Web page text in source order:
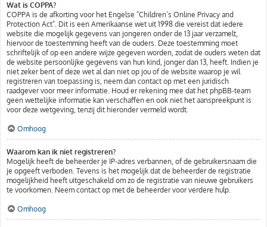
Wat is COPPA?
COPPA is de afkorting voor het Engelse "Children’s Online Privacy and
Protection Act". Dit is een Amerikaanse wet uit 1998 die vereist dat iedere
website die mogelijk gegevens van jongeren onder de 13 jaar verzamelt,
hiervoor de toestemming heeft van de ouders. Deze toestemming moet
schriftelijk of op een andere wijze gegeven worden, zodat de ouders weten dat
de website persoonlijke gegevens van hun kind, jonger dan 13, heeft. Indien je
niet zeker bent of deze wet al dan niet op jou of de website waarop je wil
registreren van toepassing is, neem dan contact op met een juridisch
raadgever voor meer informatie. Houd er rekening mee dat het phpBB-team
geen wettelijke informatie kan verschaffen en ook niet het aanspreekpunt is
voor deze wetgeving, tenzij dit hieronder vermeld wordt.
Omhoog
Waarom kan ik niet registreren?
Mogelijk heeft de beheerder je IP-adres verbannen, of de gebruikersnaam die
je opgeeft verboden. Tevens is het mogelijk dat de beheerder de registratie
mogelijkheid heeft uitgeschakeld om zo de registratie van nieuwe gebruikers
te voorkomen. Neem contact op met de beheerder voor verdere hulp.
Omhoog